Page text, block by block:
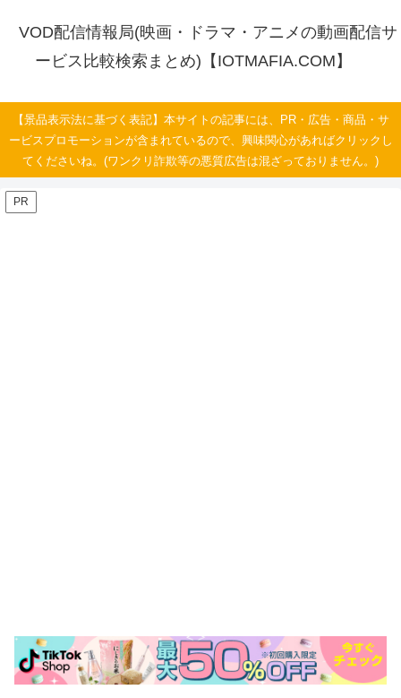
VOD配信情報局(映画・ドラマ・アニメの動画配信サ
ービス比較検索まとめ)【IOTMAFIA.COM】
【景品表示法に基づく表記】本サイトの記事には、PR・広告・商品・サ
ービスプロモーションが含まれているので、興味関心があればクリックし
てくださいね。(ワンクリ詐欺等の悪質広告は混ざっておりません。)
PR